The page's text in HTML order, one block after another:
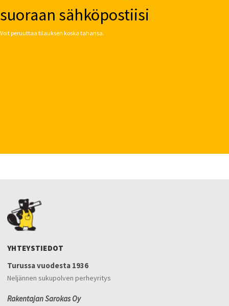
suoraan sähköpostiisi
Voit peruuttaa tilauksen koska tahansa.
YHTEYSTIEDOT
Turussa vuodesta 1936
Neljännen sukupolven perheyritys
Rakentajan Sarokas Oy